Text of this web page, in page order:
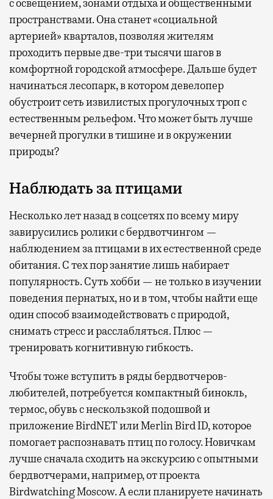
с освещением, зонами отдыха и общественными
пространствами. Она станет «социальной
артерией» кварталов, позволяя жителям
проходить первые две-три тысячи шагов в
комфортной городской атмосфере. Дальше будет
начинаться лесопарк, в котором девелопер
обустроит сеть извилистых прогулочных троп с
естественным рельефом. Что может быть лучше
вечерней прогулки в тишине и в окружении
природы?
Наблюдать за птицами
Несколько лет назад в соцсетях по всему миру
завирусились ролики с бердвотчингом —
наблюдением за птицами в их естественной среде
обитания. С тех пор занятие лишь набирает
популярность. Суть хобби — не только в изучении
поведения пернатых, но и в том, чтобы найти еще
один способ взаимодействовать с природой,
снимать стресс и расслабляться. Плюс —
тренировать когнитивную гибкость.
Чтобы тоже вступить в ряды бердвотчеров-
любителей, потребуется компактный бинокль,
термос, обувь с нескользкой подошвой и
приложение BirdNET или Merlin Bird ID, которое
помогает распознавать птиц по голосу. Новичкам
лучше сначала сходить на экскурсию с опытными
бердвотчерами, например, от проекта
Birdwatching Moscow. А если планируете начинать